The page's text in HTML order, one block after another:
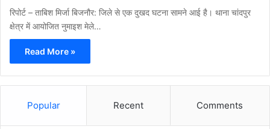
रिपोर्ट – ताबिश मिर्जा बिजनौर: जिले से एक दुखद घटना सामने आई है। थाना चांदपुर
क्षेत्र में आयोजित नुमाइश मेले…
Read More »
Popular Recent Comments